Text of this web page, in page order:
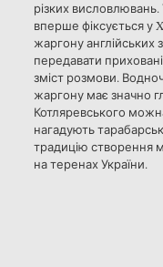
різких
вперше фіксується у
жаргону англійських
передавати
зміст розмови.
жаргону має значно
Котляревського
нагадують
традицію створення
на теренах України.